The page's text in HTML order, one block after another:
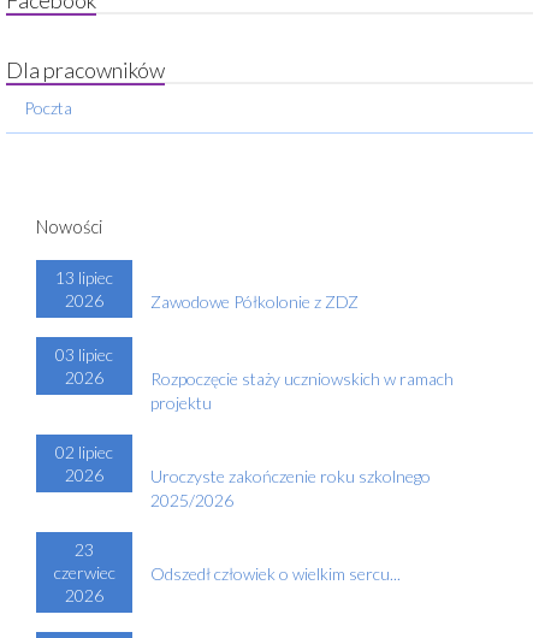
Dla pracowników
Poczta
Nowości
13 lipiec
2026
Zawodowe Półkolonie z ZDZ
03 lipiec
2026
Rozpoczęcie staży uczniowskich w ramach
projektu
02 lipiec
2026
Uroczyste zakończenie roku szkolnego
2025/2026
23
czerwiec
2026
Odszedł człowiek o wielkim sercu...